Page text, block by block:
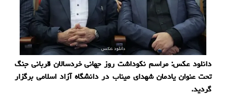
دانلود عکس: مراسم نکوداشت روز جهانی خردسالان قربانی جنگ
تحت عنوان یادمان شهدای میناب در دانشگاه آزاد اسلامی برگزار
گردید.